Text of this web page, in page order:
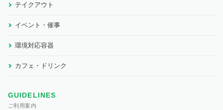
テイクアウト
イベント・催事
環境対応容器
カフェ・ドリンク
GUIDELINES
ご利用案内